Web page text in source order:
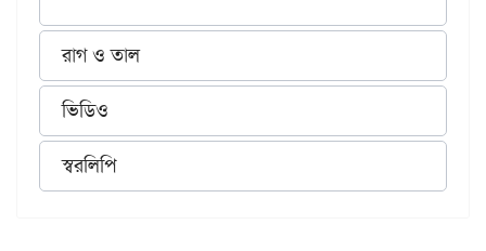
রাগ ও তাল
ভিডিও
স্বরলিপি